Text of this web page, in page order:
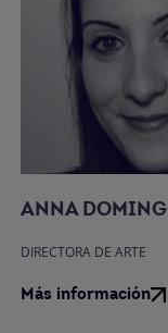
ANNA
DIRECTORA DE ARTE
Más información